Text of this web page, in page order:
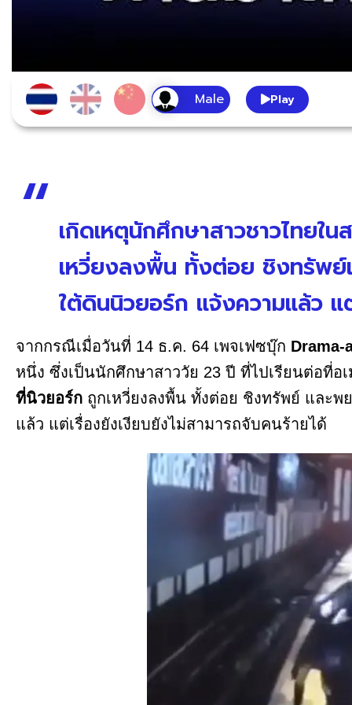
Play
เกิดเหตุนักศึกษาสาวชาวไทยใ
เหวี่ยงลงพื้น ทั้งต่อย ชิงทรัพย์
ใต้ดินนิวยอร์ก แจ้งความแล้ว
จากกรณีเมื่อวันที่ 14 ธ.ค. 64 เพจเฟซบุ๊ก Drama-
หนึ่ง ซึ่งเป็นนักศึกษาสาววัย 23 ปี ที่ไปเรียนต่อที่อเ
ที่นิวยอร์ก ถูกเหวี่ยงลงพื้น ทั้งต่อย ชิงทรัพย์ และพ
แล้ว แต่เรื่องยังเงียบยังไม่สามารถจับคนร้ายได้